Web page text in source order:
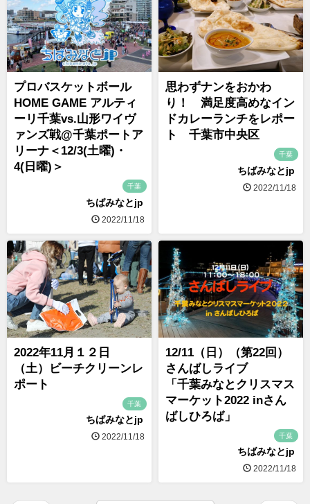
プロバスケットボール
HOME GAME アルティ
ーリ千葉vs.山形ワイヴ
ァンズ戦@千葉ポートア
リーナ＜12/3(土曜)・
4(日曜)＞
千葉
ちばみなとjp
2022/11/18
思わずナンをおかわ
り！ 満足度高めなイン
ドカレーランチをレポー
ト 千葉市中央区
千葉
ちばみなとjp
2022/11/18
2022年11月１２日
（土）ビーチクリーンレ
ポート
千葉
ちばみなとjp
2022/11/18
12/11（日）（第22回）
さんばしライブ
「千葉みなとクリスマス
マーケット2022 inさん
ばしひろば」
千葉
ちばみなとjp
2022/11/18